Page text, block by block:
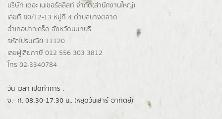
บริษัท เดอะ เนเชอรัลลิสท์ จำกัด(ส่านักงานใหญ่)
เลขที่ 80/12-13 หมู่ที่ 4 ตำบลบางตลาด
อำเภอปากเกร็ด จังหวัดนนทบุรี
รหัสไปรษณีย์ 11120
เลขผู้เสียภาษี 012 556 303 3812
โทร 02-3340784
วัน-เวลา เปิดทำการ :
จ.- ศ. 08:30-17:30 น.. (หยุดวันเสาร์-อาทิตย์)